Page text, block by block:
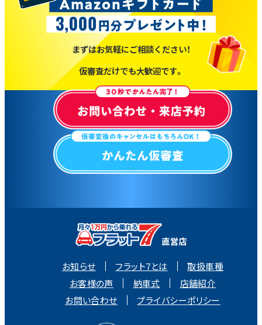
まずはお気軽にご相談ください！
仮審査だけでも大歓迎です。
お知らせ フラット7とは
取扱車種
お客様の声
納車式
店舗紹介
お問い合わせ
プライバシーポリシー